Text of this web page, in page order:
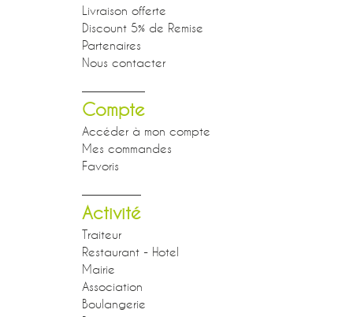
Livraison offerte
Discount 5% de Remise
Partenaires
Nous contacter
Compte
Accéder à mon compte
Mes commandes
Favoris
Activité
Traiteur
Restaurant - Hotel
Mairie
Association
Boulangerie